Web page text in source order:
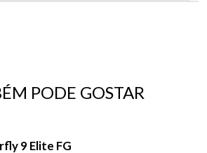
PODE GOSTAR
9 Elite FG